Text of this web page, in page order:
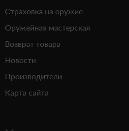
Страховка на оружие
Оружейная мастерская
Возврат товара
Новости
Производители
Карта сайта